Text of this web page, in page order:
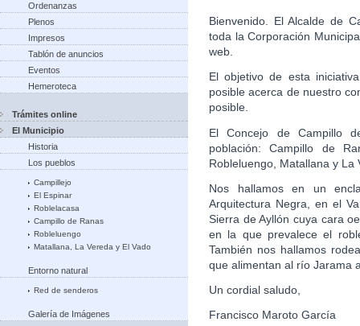
Ordenanzas
Plenos
Impresos
Tablón de anuncios
Eventos
Hemeroteca
Trámites online
El Municipio
Historia
Los pueblos
Campillejo
El Espinar
Roblelacasa
Campillo de Ranas
Robleluengo
Matallana, La Vereda y El Vado
Entorno natural
Red de senderos
Galería de Imágenes
Bienvenido. El Alcalde de
toda la Corporación
web.
El objetivo de esta
posible acerca de nuestro
posible.
El Concejo de Campillo
población: Campillo de
Robleluengo, Matallana y La
Nos hallamos en un
Arquitectura Negra, en el
Sierra de Ayllón cuya cara
en la que prevalece el
También nos hallamos
que alimentan al río Jarama
Un cordial saludo,
Francisco Maroto García